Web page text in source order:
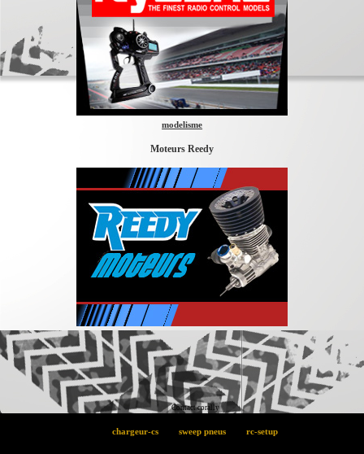
modelisme
Moteurs Reedy
Contact corally
chargeur-cs sweep pneus rc-setup